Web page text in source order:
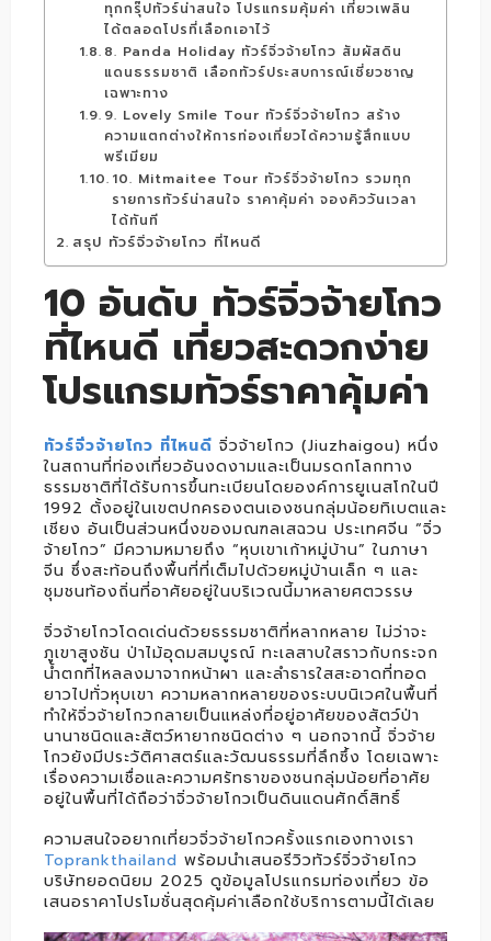
ทุกกรุ๊ปทัวร์น่าสนใจ โปรแกรมคุ้มค่า เที่ยวเพลิน
ได้ตลอดโปรที่เลือกเอาไว้
8. Panda Holiday ทัวร์จิ่วจ้ายโกว สัมผัสดิน
แดนธรรมชาติ เลือกทัวร์ประสบการณ์เชี่ยวชาญ
เฉพาะทาง
9. Lovely Smile Tour ทัวร์จิ่วจ้ายโกว สร้าง
ความแตกต่างให้การท่องเที่ยวได้ความรู้สึกแบบ
พรีเมียม
10. Mitmaitee Tour ทัวร์จิ่วจ้ายโกว รวมทุก
รายการทัวร์น่าสนใจ ราคาคุ้มค่า จองคิววันเวลา
ได้ทันที
สรุป ทัวร์จิ่วจ้ายโกว ที่ไหนดี
10 อันดับ ทัวร์จิ่วจ้ายโกว
ที่ไหนดี เที่ยวสะดวกง่าย
โปรแกรมทัวร์ราคาคุ้มค่า
ทัวร์จิ่วจ้ายโกว ที่ไหนดี จิ่วจ้ายโกว (Jiuzhaigou) หนึ่ง
ในสถานที่ท่องเที่ยวอันงดงามและเป็นมรดกโลกทาง
ธรรมชาติที่ได้รับการขึ้นทะเบียนโดยองค์การยูเนสโกในปี
1992 ตั้งอยู่ในเขตปกครองตนเองชนกลุ่มน้อยทิเบตและ
เชียง อันเป็นส่วนหนึ่งของมณฑลเสฉวน ประเทศจีน “จิ่ว
จ้ายโกว” มีความหมายถึง “หุบเขาเก้าหมู่บ้าน” ในภาษา
จีน ซึ่งสะท้อนถึงพื้นที่ที่เต็มไปด้วยหมู่บ้านเล็ก ๆ และ
ชุมชนท้องถิ่นที่อาศัยอยู่ในบริเวณนี้มาหลายศตวรรษ
จิ่วจ้ายโกวโดดเด่นด้วยธรรมชาติที่หลากหลาย ไม่ว่าจะ
ภูเขาสูงชัน ป่าไม้อุดมสมบูรณ์ ทะเลสาบใสราวกับกระจก
น้ำตกที่ไหลลงมาจากหน้าผา และลำธารใสสะอาดที่ทอด
ยาวไปทั่วหุบเขา ความหลากหลายของระบบนิเวศในพื้นที่
ทำให้จิ่วจ้ายโกวกลายเป็นแหล่งที่อยู่อาศัยของสัตว์ป่า
นานาชนิดและสัตว์หายากชนิดต่าง ๆ นอกจากนี้ จิ่วจ้าย
โกวยังมีประวัติศาสตร์และวัฒนธรรมที่ลึกซึ้ง โดยเฉพาะ
เรื่องความเชื่อและความศรัทธาของชนกลุ่มน้อยที่อาศัย
อยู่ในพื้นที่ได้ถือว่าจิ่วจ้ายโกวเป็นดินแดนศักดิ์สิทธิ์
ความสนใจอยากเที่ยวจิ่วจ้ายโกวครั้งแรกเองทางเรา
Toprankthailand พร้อมนำเสนอรีวิวทัวร์จิ่วจ้ายโกว
บริษัทยอดนิยม 2025 ดูข้อมูลโปรแกรมท่องเที่ยว ข้อ
เสนอราคาโปรโมชั่นสุดคุ้มค่าเลือกใช้บริการตามนี้ได้เลย